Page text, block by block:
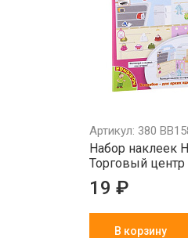
Артикул: 380
Набор наклеек
Торговый центр
19 ₽
В корзину